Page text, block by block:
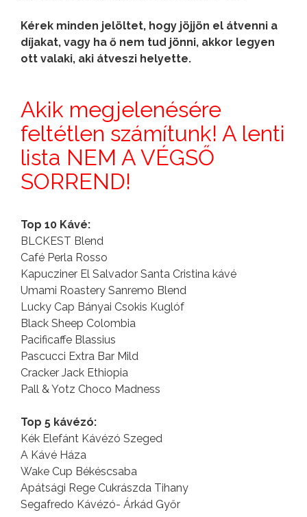
Kérek minden jelöltet, hogy jöjjön el átvenni a
díjakat, vagy ha ő nem tud jönni, akkor legyen
ott valaki, aki átveszi helyette.
Akik megjelenésére
feltétlen számítunk! A lenti
lista NEM A VÉGSŐ
SORREND!
Top 10 Kávé:
BLCKEST Blend
Café Perla Rosso
Kapucziner El Salvador Santa Cristina kávé
Umami Roastery Sanremo Blend
Lucky Cap Bányai Csokis Kuglóf
Black Sheep Colombia
Pacificaffe Blassius
Pascucci Extra Bar Mild
Cracker Jack Ethiopia
Pall & Yotz Choco Madness
Top 5 kávézó:
Kék Elefánt Kávézó Szeged
A Kávé Háza
Wake Cup Békéscsaba
Apátsági Rege Cukrászda Tihany
Segafredo Kávézó- Árkád Győr